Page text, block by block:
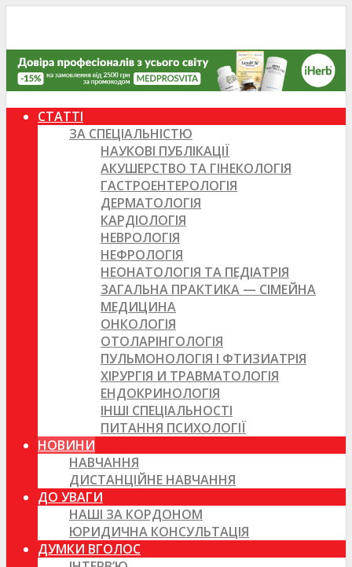
СТАТТІ
ЗА СПЕЦІАЛЬНІСТЮ
НАУКОВІ ПУБЛІКАЦІЇ
АКУШЕРСТВО ТА ГІНЕКОЛОГІЯ
ГАСТРОЕНТЕРОЛОГІЯ
ДЕРМАТОЛОГІЯ
КАРДІОЛОГІЯ
НЕВРОЛОГІЯ
НЕФРОЛОГІЯ
НЕОНАТОЛОГІЯ ТА ПЕДІАТРІЯ
ЗАГАЛЬНА ПРАКТИКА — СІМЕЙНА
МЕДИЦИНА
ОНКОЛОГІЯ
ОТОЛАРІНГОЛОГІЯ
ПУЛЬМОНОЛОГІЯ І ФТИЗИАТРІЯ
ХІРУРГІЯ И ТРАВМАТОЛОГІЯ
ЕНДОКРИНОЛОГІЯ
ІНШІ СПЕЦІАЛЬНОСТІ
ПИТАННЯ ПСИХОЛОГІЇ
НОВИНИ
НАВЧАННЯ
ДИСТАНЦІЙНЕ НАВЧАННЯ
ДО УВАГИ
НАШІ ЗА КОРДОНОМ
ЮРИДИЧНА КОНСУЛЬТАЦІЯ
ДУМКИ ВГОЛОС